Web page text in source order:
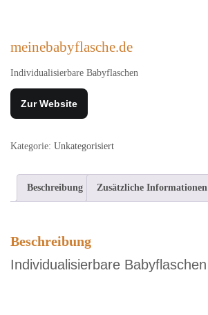
meinebabyflasche.de
Individualisierbare Babyflaschen
Zur Website
Kategorie: Unkategorisiert
Beschreibung Zusätzliche Informationen
Beschreibung
Individualisierbare Babyflaschen